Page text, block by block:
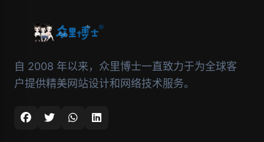
自 2008 年以来，众里博士一直致力于为全球客
户提供精美网站设计和网络技术服务。